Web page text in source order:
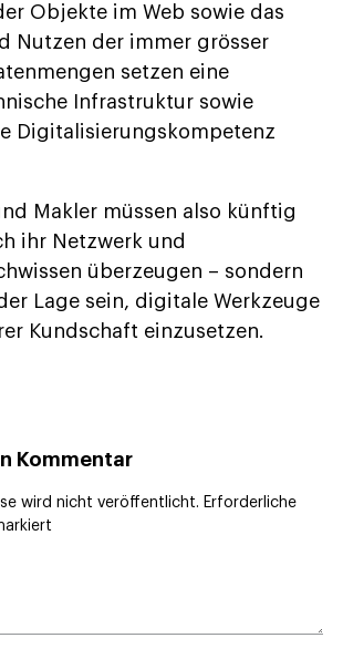
Objekte im Web sowie das
Nutzen der immer grösser
setzen eine
Infrastruktur sowie
Digitalisierungskompetenz
Makler müssen also künftig
ihr Netzwerk und
überzeugen – sondern
Lage sein, digitale Werkzeuge
Kundschaft einzusetzen.
Kommentar
wird nicht veröffentlicht. Erforderliche